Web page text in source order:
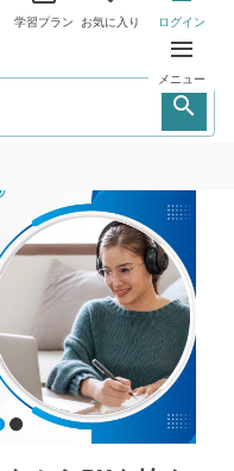
学習プラン お気に入り ログイン
メニュー